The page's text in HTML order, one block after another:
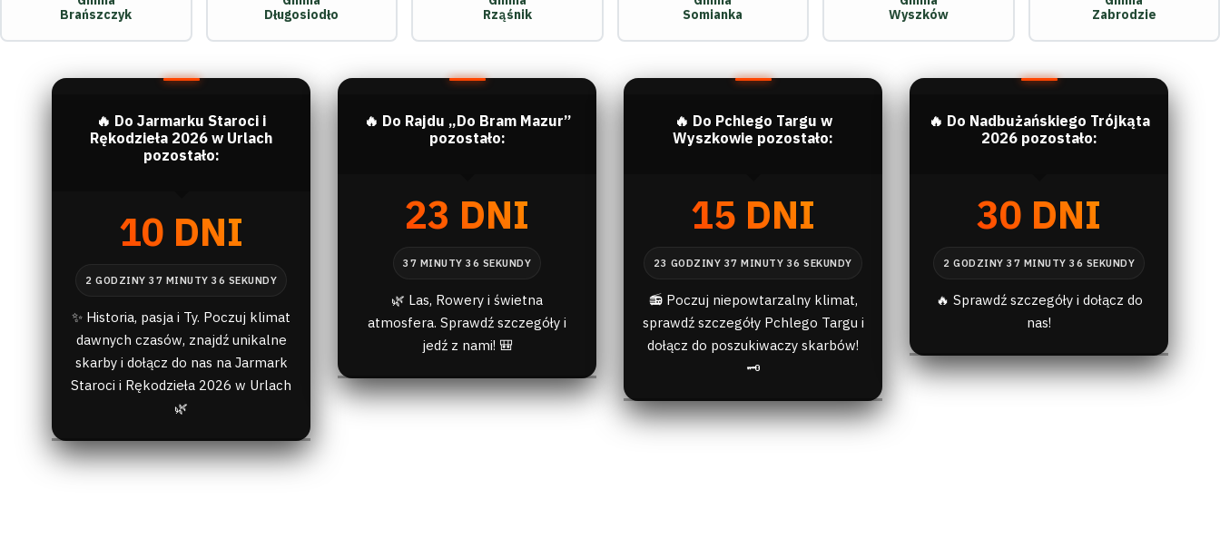
Brańszczyk
Długosiodło
Rząśnik
Somianka
Wyszków
Zabrodzie
🔥 Do Jarmarku Staroci i
Rękodzieła 2026 w Urlach
pozostało:
10 DNI
✨ Historia, pasja i Ty. Poczuj klimat
dawnych czasów, znajdź unikalne
skarby i dołącz do nas na Jarmark
Staroci i Rękodzieła 2026 w Urlach
🌿
🔥 Do Rajdu „Do Bram Mazur”
pozostało:
23 DNI
🌿 Las, Rowery i świetna
atmosfera. Sprawdź szczegóły i
jedź z nami! 🎒
🔥 Do Pchlego Targu w
Wyszkowie pozostało:
15 DNI
📻 Poczuj niepowtarzalny klimat,
sprawdź szczegóły Pchlego Targu i
dołącz do poszukiwaczy skarbów!
🗝️
🔥 Do Nadbużańskiego Trójkąta
2026 pozostało:
30 DNI
🔥 Sprawdź szczegóły i dołącz do
nas!